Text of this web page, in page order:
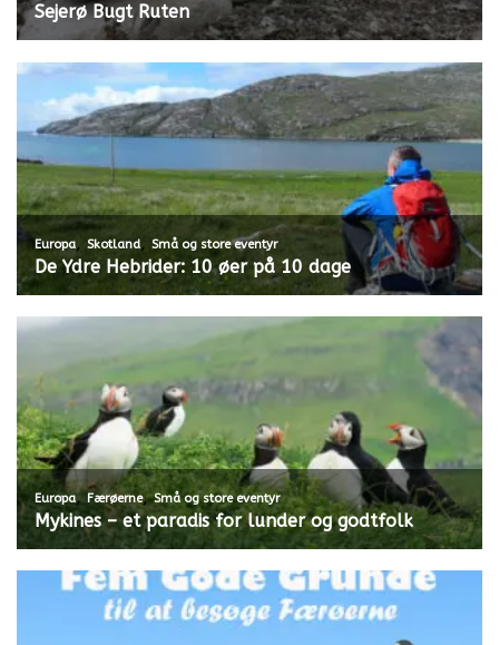
Sejerø Bugt Ruten
Europa Skotland Små og store eventyr
De Ydre Hebrider: 10 øer på 10 dage
Europa,Færøerne,Små og store eventyr
Mykines – et paradis for lunder og godtfolk